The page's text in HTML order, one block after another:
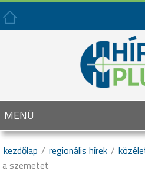
MENÜ
kezdőlap / regionális hírek /
a szemetet